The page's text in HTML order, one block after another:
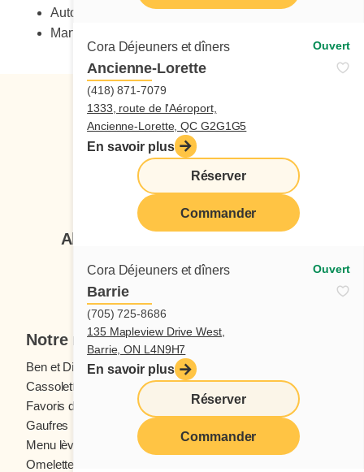
Cora Déjeuners et dîners Ouvert
Ancienne-Lorette
(418) 871-7079
1333, route de l'Aéroport,
Ancienne-Lorette, QC G2G1G5
En savoir plus
Réserver
Commander
Cora Déjeuners et dîners Ouvert
Barrie
(705) 725-8686
135 Mapleview Drive West,
Barrie, ON L4N9H7
En savoir plus
Réserver
Commander
Autonomie
Maniement sécuritaire des couteaux
Suivez-nous
Abonnez-vous à notre infolettre
Je veux m'inscrire
Notre menu
Ben et Dictine
Boissons
Cassolettes
Crêpes
Favoris des ados
Fruits frais
Gaufres
Menu lève-tôt
Oeufs
Omelettes et Crêpomelettes